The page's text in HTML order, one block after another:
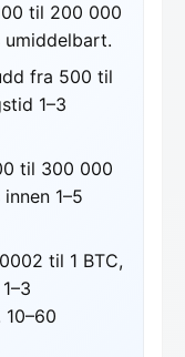
til 200 000
umiddelbart.
fra 500 til
1–3
til 300 000
1–5
til 1 BTC,